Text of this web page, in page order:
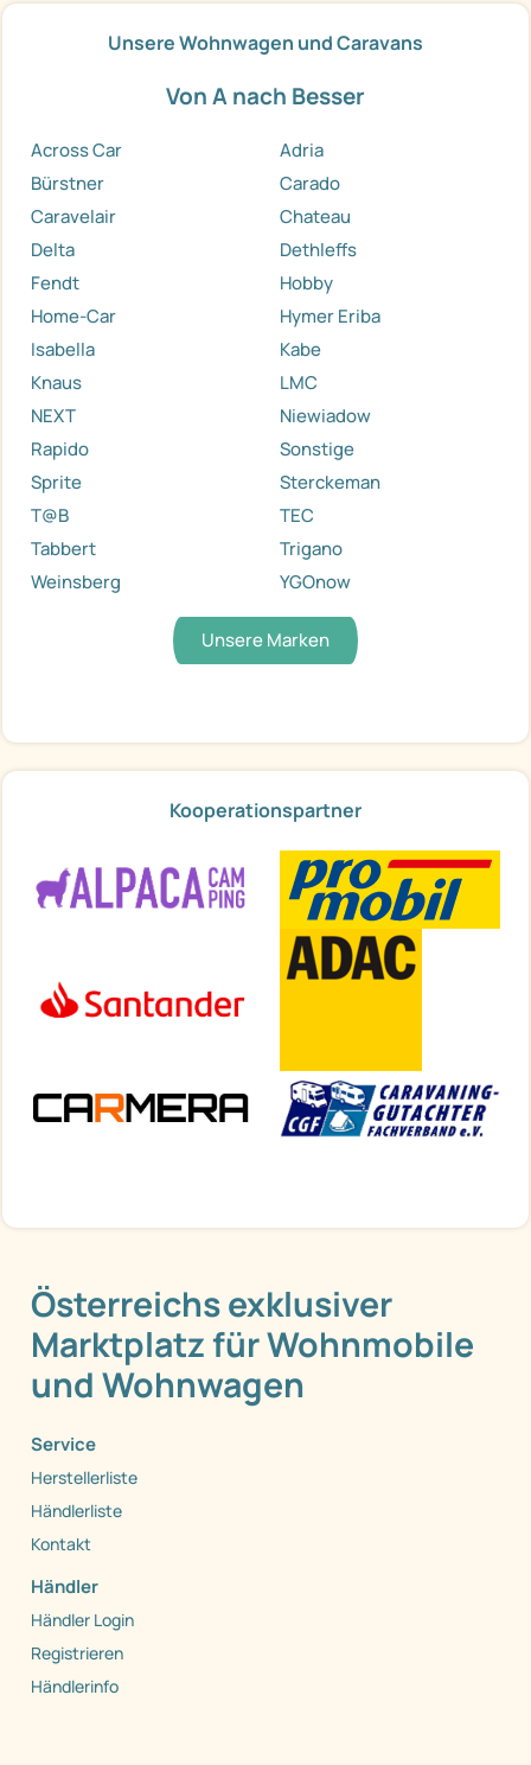
Unsere Wohnwagen und Caravans
Von A nach Besser
Across Car
Adria
Bürstner
Carado
Caravelair
Chateau
Delta
Dethleffs
Fendt
Hobby
Home-Car
Hymer Eriba
Isabella
Kabe
Knaus
LMC
NEXT
Niewiadow
Rapido
Sonstige
Sprite
Sterckeman
T@B
TEC
Tabbert
Trigano
Weinsberg
YGOnow
Unsere Marken
Kooperationspartner
Österreichs exklusiver
Marktplatz für Wohnmobile
und Wohnwagen
Service
Herstellerliste
Händlerliste
Kontakt
Händler
Händler Login
Registrieren
Händlerinfo